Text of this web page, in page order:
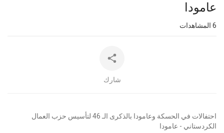
عامودا
المشاهدات
شارك
⁣احتفالات في الحسكة وعامودا بالذكرى الـ 46 لتأسيس حزب العمال
الكردستاني - عامودا